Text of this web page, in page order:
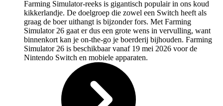
Farming Simulator-reeks is gigantisch populair in ons koud
kikkerlandje. De doelgroep die zowel een Switch heeft als
graag de boer uithangt is bijzonder fors. Met Farming
Simulator 26 gaat er dus een grote wens in vervulling, want
binnenkort kan je on-the-go je boerderij bijhouden. Farming
Simulator 26 is beschikbaar vanaf 19 mei 2026 voor de
Nintendo Switch en mobiele apparaten.